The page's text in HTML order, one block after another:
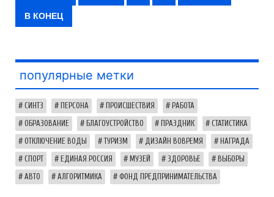
В КОНЕЦ
популярные метки
СИНТЗ ПЕРСОНА ПРОИСШЕСТВИЯ РАБОТА
ОБРАЗОВАНИЕ БЛАГОУСТРОЙСТВО ПРАЗДНИК СТАТИСТИКА
ОТКЛЮЧЕНИЕ ВОДЫ ТУРИЗМ ДИЗАЙН ВОВРЕМЯ НАГРАДА
СПОРТ ЕДИНАЯ РОССИЯ МУЗЕЙ ЗДОРОВЬЕ ВЫБОРЫ
АВТО АЛГОРИТМИКА ФОНД ПРЕДПРИНИМАТЕЛЬСТВА